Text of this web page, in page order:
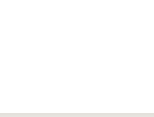
per gatto